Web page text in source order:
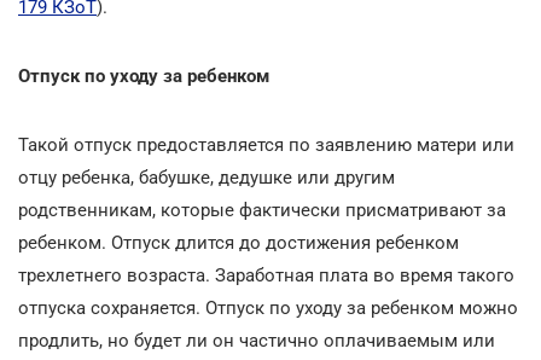
179 КЗоТ).
Отпуск по уходу за ребенком
Такой отпуск предоставляется по заявлению матери или
отцу ребенка, бабушке, дедушке или другим
родственникам, которые фактически присматривают за
ребенком. Отпуск длится до достижения ребенком
трехлетнего возраста. Заработная плата во время такого
отпуска сохраняется. Отпуск по уходу за ребенком можно
продлить, но будет ли он частично оплачиваемым или